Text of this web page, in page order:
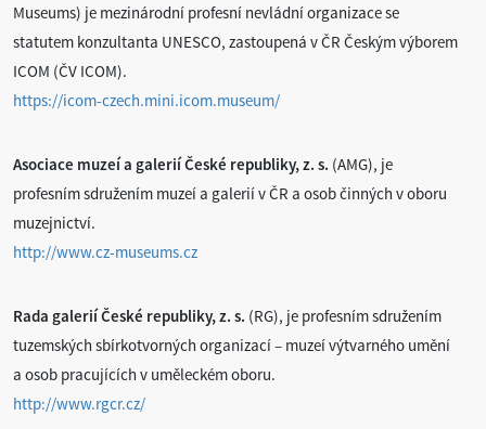
Museums) je mezinárodní profesní nevládní organizace se
statutem konzultanta UNESCO, zastoupená v ČR Českým výborem
ICOM (ČV ICOM).
https://icom-czech.mini.icom.museum/
Asociace muzeí a galerií České republiky, z. s. (AMG), je
profesním sdružením muzeí a galerií v ČR a osob činných v oboru
muzejnictví.
http://www.cz-museums.cz
Rada galerií České republiky, z. s. (RG), je profesním sdružením
tuzemských sbírkotvorných organizací – muzeí výtvarného umění
a osob pracujících v uměleckém oboru.
http://www.rgcr.cz/